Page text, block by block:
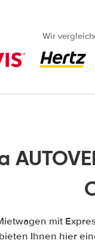
Wir
mit
Ihnen hier